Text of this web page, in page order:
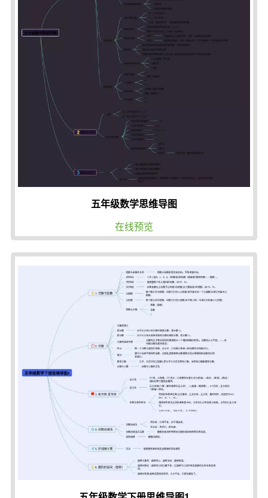
五年级数学思维导图
在线预览